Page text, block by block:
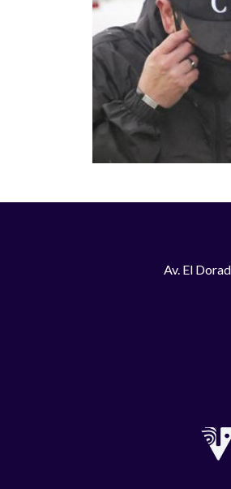
Av. El